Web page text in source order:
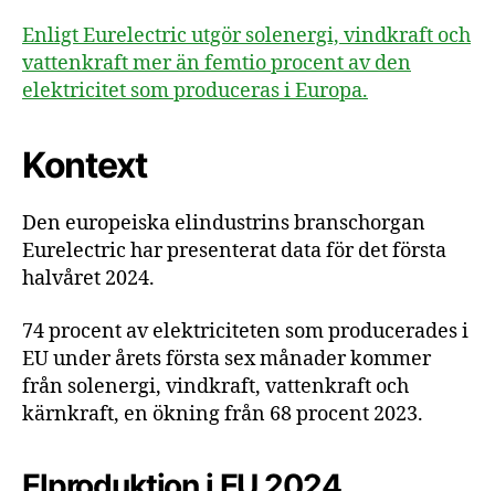
Enligt Eurelectric utgör solenergi, vindkraft och
vattenkraft mer än femtio procent av den
elektricitet som produceras i Europa.
Kontext
Den europeiska elindustrins branschorgan
Eurelectric har presenterat data för det första
halvåret 2024.
74 procent av elektriciteten som producerades i
EU under årets första sex månader kommer
från solenergi, vindkraft, vattenkraft och
kärnkraft, en ökning från 68 procent 2023.